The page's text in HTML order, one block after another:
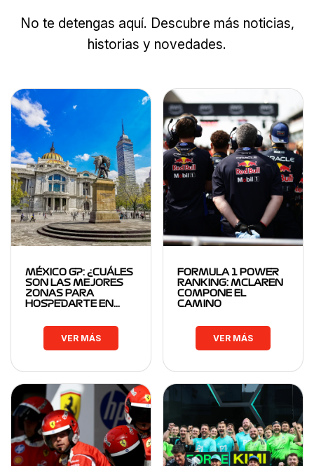
No te detengas aquí. Descubre más noticias,
historias y novedades.
MÉXICO GP: ¿CUÁLES
SON LAS MEJORES
ZONAS PARA
HOSPEDARTE EN…
VER MÁS
FORMULA 1 POWER
RANKING: MCLAREN
COMPONE EL
CAMINO
VER MÁS